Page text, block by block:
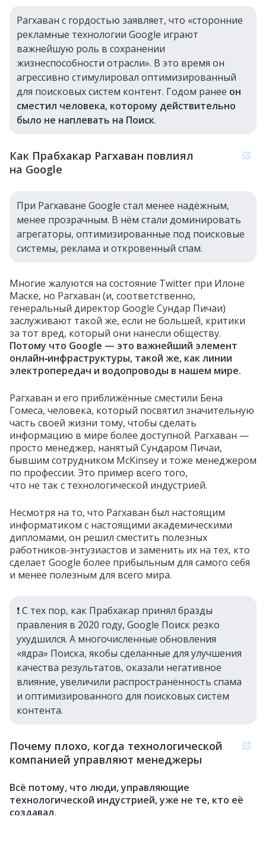
Рагхаван с гордостью заявляет, что «сторонние
рекламные технологии Google играют
важнейшую роль в сохранении
жизнеспособности отрасли». В это время он
агрессивно стимулировал оптимизированный
для поисковых систем контент. Годом ранее он
сместил человека, которому действительно
было не наплевать на Поиск.
Как Прабхакар Рагхаван повлиял
на Google
При Рагхаване Google стал менее надёжным,
менее прозрачным. В нём стали доминировать
агрегаторы, оптимизированные под поисковые
системы, реклама и откровенный спам.
Многие жалуются на состояние Twitter при Илоне
Маске, но Рагхаван (и, соответственно,
генеральный директор Google Сундар Пичаи)
заслуживают такой же, если не большей, критики
за тот вред, который они нанесли обществу.
Потому что Google — это важнейший элемент
онлайн‑инфраструктуры, такой же, как линии
электропередач и водопроводы в нашем мире.
Рагхаван и его приближённые сместили Бена
Гомеса, человека, который посвятил значительную
часть своей жизни тому, чтобы сделать
информацию в мире более доступной. Рагхаван —
просто менеджер, нанятый Сундаром Пичаи,
бывшим сотрудником McKinsey и тоже менеджером
по профессии. Это пример всего того,
что не так с технологической индустрией.
Несмотря на то, что Рагхаван был настоящим
информатиком с настоящими академическими
дипломами, он решил сместить полезных
работников‑энтузиастов и заменить их на тех, кто
сделает Google более прибыльным для самого себя
и менее полезным для всего мира.
❗️ С тех пор, как Прабхакар принял бразды
правления в 2020 году, Google Поиск резко
ухудшился. А многочисленные обновления
«ядра» Поиска, якобы сделанные для улучшения
качества результатов, оказали негативное
влияние, увеличили распространённость спама
и оптимизированного для поисковых систем
контента.
Почему плохо, когда технологической
компанией управляют менеджеры
Всё потому, что люди, управляющие
технологической индустрией, уже не те, кто её
создавал.